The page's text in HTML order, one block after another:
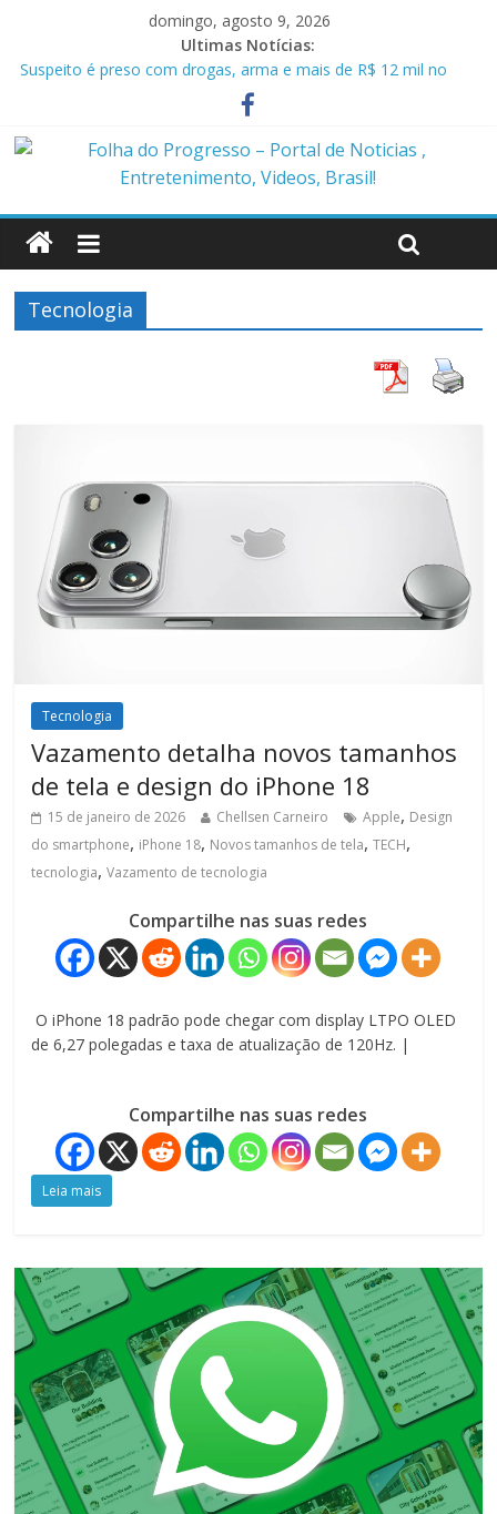
domingo, agosto 9, 2026
Ultimas Notícias:
Suspeito é preso com drogas, arma e mais de R$ 12 mil no
Homem é preso em flagrante por ameaça e descumprimento
de medida protetiva em Benevides PA
Policiais militares são presos suspeitos de envolvimento em
assassinato de casal em Anapu
Polícia Civil prende condenado por estupro de vulnerável em
Marituba
Caçamba cai em rio após ponte ceder em Itaituba
Tecnologia
Tecnologia
Vazamento detalha novos tamanhos
de tela e design do iPhone 18
15 de janeiro de 2026 Chellsen Carneiro Apple, Design
do smartphone, iPhone 18, Novos tamanhos de tela,TECH,
tecnologia,Vazamento de tecnologia
Compartilhe nas suas redes
O iPhone 18 padrão pode chegar com display LTPO OLED
de 6,27 polegadas e taxa de atualização de 120Hz. |
Compartilhe nas suas redes
Leia mais